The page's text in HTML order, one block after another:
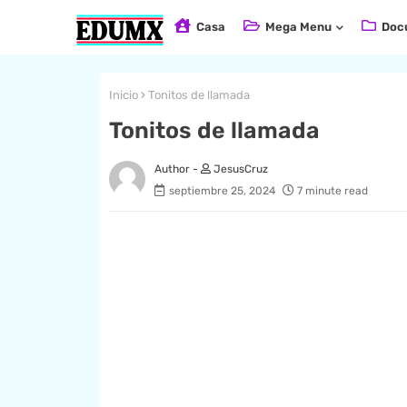
Casa Mega Menu
Inicio Tonitos de llamada
Tonitos de llamada
JesusCruz
septiembre 25, 2024
7 minute read